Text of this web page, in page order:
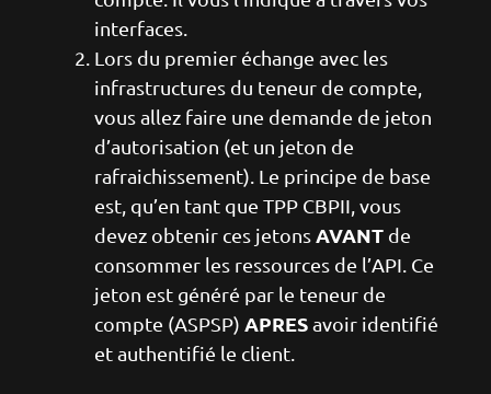
interfaces.
Lors du premier échange avec les
infrastructures du teneur de compte,
vous allez faire une demande de jeton
d’autorisation (et un jeton de
rafraichissement). Le principe de base
est, qu’en tant que TPP CBPII, vous
devez obtenir ces jetonsAVANT de
consommer les ressources de l’API. Ce
jeton est généré par le teneur de
compte (ASPSP) APRESavoir identifié
et authentifié le client.